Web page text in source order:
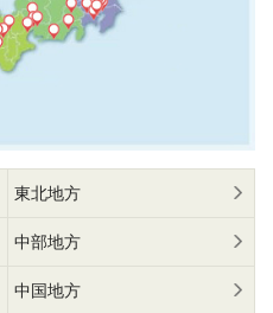
東北地方
中部地方
中国地方